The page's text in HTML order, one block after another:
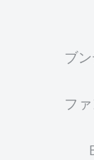
ブ
フ
2026/2027
統計